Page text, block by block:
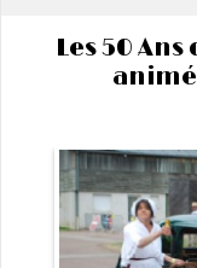
Les 50 Ans